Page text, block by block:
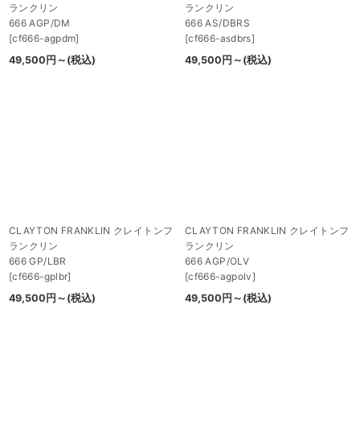
ランクリン
666 AGP/DM
[cf666-agpdm]
49,500 円 ～ (税込)
ランクリン
666 AS/DBRS
[cf666-asdbrs]
49,500 円 ～ (税込)
CLAYTON FRANKLIN クレイトンフ
ランクリン
666 GP/LBR
[cf666-gplbr]
49,500 円 ～ (税込)
CLAYTON FRANKLIN クレイトンフ
ランクリン
666 AGP/OLV
[cf666-agpolv]
49,500 円 ～ (税込)